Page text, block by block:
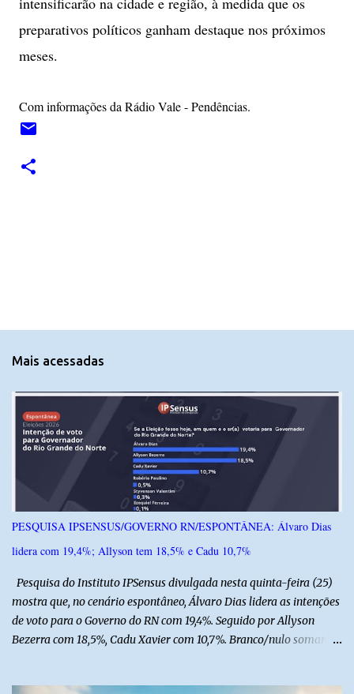
preparativos políticos ganham destaque nos próximos
meses.
Com informações da Rádio Vale - Pendências.
n
r
i
o
Mais acessadas
PESQUISA IPSENSUS/GOVERNO RN/ESPONTÂNEA: Álvaro Dias
lidera com 19,4%; Allyson tem 18,5% e Cadu 10,7%
Pesquisa do Instituto IPSensus divulgada nesta quinta-feira (25)
mostra que, no cenário espontâneo, Álvaro Dias lidera as intenções
de voto para o Governo do RN com 19,4%. Seguido por Allyson
Bezerra com 18,5%, Cadu Xavier com 10,7%. Branco/nulo somaram